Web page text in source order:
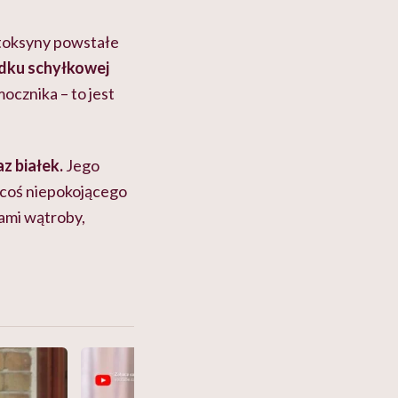
powstałe
schyłkowej
– to jest
białek.Jego
niepokojącego
wątroby,